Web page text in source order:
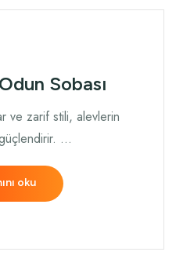
Sobası
ve zarif stili, alevlerin
…
oku